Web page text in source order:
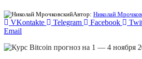
Автор: Николай
VKontakte Telegram Facebook
Email